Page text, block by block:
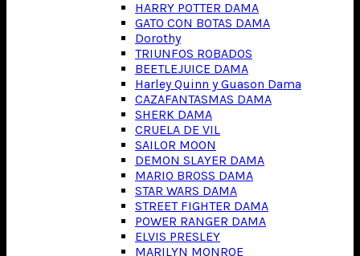
HARRY POTTER DAMA
GATO CON BOTAS DAMA
Dorothy
TRIUNFOS ROBADOS
BEETLEJUICE DAMA
Harley Quinn y Guason Dama
CAZAFANTASMAS DAMA
SHERK DAMA
CRUELA DE VIL
SAILOR MOON
DEMON SLAYER DAMA
MARIO BROSS DAMA
STAR WARS DAMA
STREET FIGHTER DAMA
POWER RANGER DAMA
ELVIS PRESLEY
MARILYN MONROE